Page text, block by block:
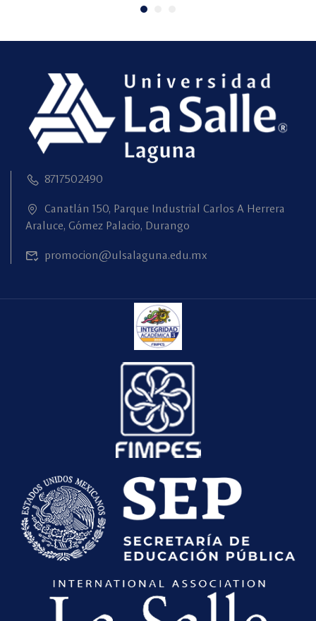
8717502490
Canatlán 150, Parque Industrial Carlos A Herrera
Araluce, Gómez Palacio, Durango
promocion@ulsalaguna.edu.mx